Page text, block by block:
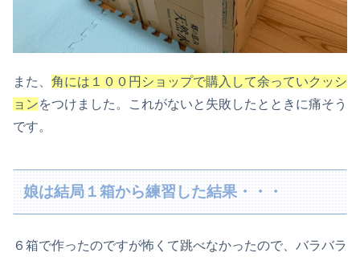
また、 角には１００円ショップで購入して余っていクッシ
ョンをつけました。これがないと失敗したとときに痛そう
です。
娘は結局１箱から練習した結果・・・
６箱で作ったのですが怖くて跳べなかったので、バラバラ